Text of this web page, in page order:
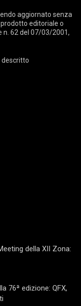
aggiornato senza
editoriale o
n. 62 del 07/03/2001,
descritto
della XII Zona:
76ª edizione: QFX,